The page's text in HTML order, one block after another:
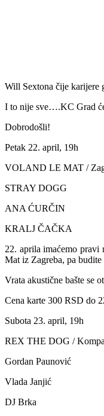
Will Sextona čije karijere
I to nije sve….KC Grad
Dobrodošli!
Petak 22. april, 19h
VOLAND LE MAT /
STRAY DOGG
ANA ĆURČIN
KRALJ ČAČKA
22. aprila imaćemo pravi
Mat iz Zagreba, pa
Vrata akustične bašte se
Cena karte 300 RSD do
Subota 23. april, 19h
REX THE DOG /
Gordan Paunović
Vlada Janjić
DJ Brka